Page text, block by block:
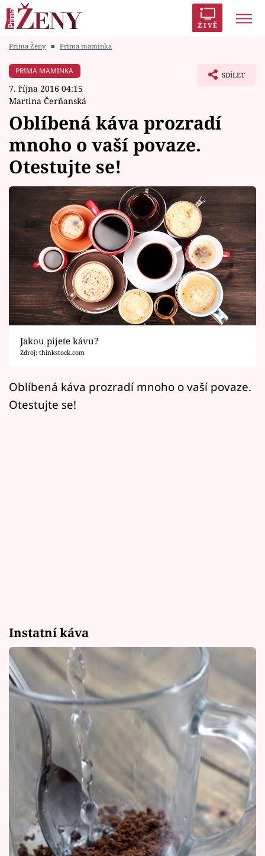
ŽIVĚ
Módní alarm
Zrádci
Témata
Celebrity
Vztahy
Seriály
Horoskopy
Sledujte prima+
Filmový festival Karlovy Vary
Pořady
Mámy sobě
Prima Ženy ■ Prima maminka
PRIMA MAMINKA
7. října 2016 04:15
Martina Čerňanská
SDÍLET
Oblíbená káva prozradí
mnoho o vaší povaze.
Otestujte se!
Jakou pijete kávu?
Zdroj: thinkstock.com
Oblíbená káva prozradí mnoho o vaší povaze.
Otestujte se!
Instatní káva